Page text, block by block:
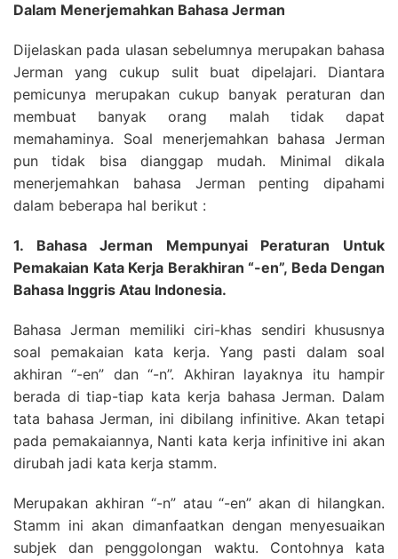
Dalam Menerjemahkan Bahasa Jerman
Dijelaskan pada ulasan sebelumnya merupakan bahasa
Jerman yang cukup sulit buat dipelajari. Diantara
pemicunya merupakan cukup banyak peraturan dan
membuat banyak orang malah tidak dapat
memahaminya. Soal menerjemahkan bahasa Jerman
pun tidak bisa dianggap mudah. Minimal dikala
menerjemahkan bahasa Jerman penting dipahami
dalam beberapa hal berikut :
1. Bahasa Jerman Mempunyai Peraturan Untuk
Pemakaian Kata Kerja Berakhiran “-en”, Beda Dengan
Bahasa Inggris Atau Indonesia.
Bahasa Jerman memiliki ciri-khas sendiri khususnya
soal pemakaian kata kerja. Yang pasti dalam soal
akhiran “-en” dan “-n”. Akhiran layaknya itu hampir
berada di tiap-tiap kata kerja bahasa Jerman. Dalam
tata bahasa Jerman, ini dibilang infinitive. Akan tetapi
pada pemakaiannya, Nanti kata kerja infinitive ini akan
dirubah jadi kata kerja stamm.
Merupakan akhiran “-n” atau “-en” akan di hilangkan.
Stamm ini akan dimanfaatkan dengan menyesuaikan
subjek dan penggolongan waktu. Contohnya kata